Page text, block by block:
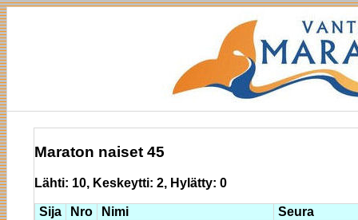
Maraton naiset 45
Lähti: 10, Keskeytti: 2, Hylätty: 0
Sija Nro Nimi
Seura